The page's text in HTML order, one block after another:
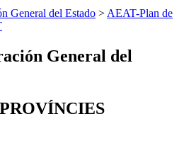
General del Estado > AEAT-Plan de
General del